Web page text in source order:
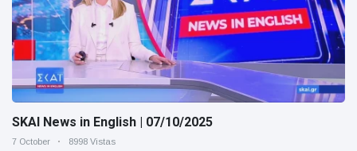
SKAI News in English | 07/10/2025
7 October 8998 Vistas